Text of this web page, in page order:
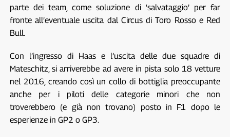
parte dei team, come soluzione di ‘salvataggio’ per far
fronte all’eventuale uscita dal Circus di Toro Rosso e Red
Bull.
Con l’ingresso di Haas e l’uscita delle due squadre di
Mateschitz, si arriverebbe ad avere in pista solo 18 vetture
nel 2016, creando così un collo di bottiglia preoccupante
anche per i piloti delle categorie minori che non
troverebbero (e già non trovano) posto in F1 dopo le
esperienze in GP2 o GP3.